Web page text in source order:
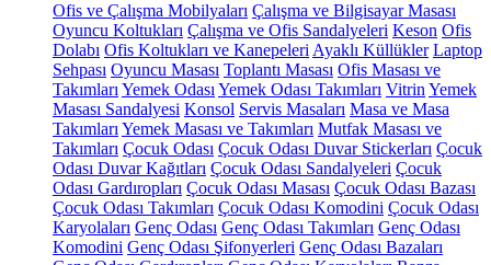
Ofis ve Çalışma Mobilyaları Çalışma ve Bilgisayar Masası
Oyuncu Koltukları Çalışma ve Ofis Sandalyeleri Keson Ofis
Dolabı Ofis Koltukları ve Kanepeleri Ayaklı Küllükler Laptop
Sehpası Oyuncu Masası Toplantı Masası Ofis Masası ve
Takımları Yemek Odası Yemek Odası Takımları Vitrin Yemek
Masası Sandalyesi Konsol Servis Masaları Masa ve Masa
Takımları Yemek Masası ve Takımları Mutfak Masası ve
Takımları Çocuk Odası Çocuk Odası Duvar Stickerları Çocuk
Odası Duvar Kağıtları Çocuk Odası Sandalyeleri Çocuk
Odası Gardıropları Çocuk Odası Masası Çocuk Odası Bazası
Çocuk Odası Takımları Çocuk Odası Komodini Çocuk Odası
Karyolaları Genç Odası Genç Odası Takımları Genç Odası
Komodini Genç Odası Şifonyerleri Genç Odası Bazaları